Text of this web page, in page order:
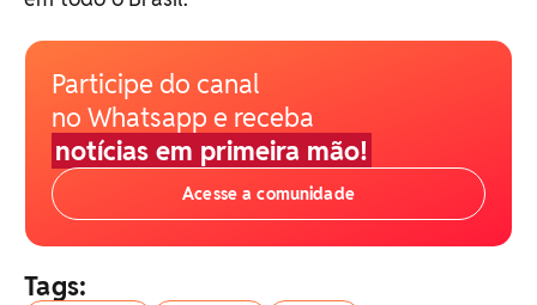
Participe do canal
no Whatsapp e receba
notícias em primeira mão!
Acesse a comunidade
Tags: